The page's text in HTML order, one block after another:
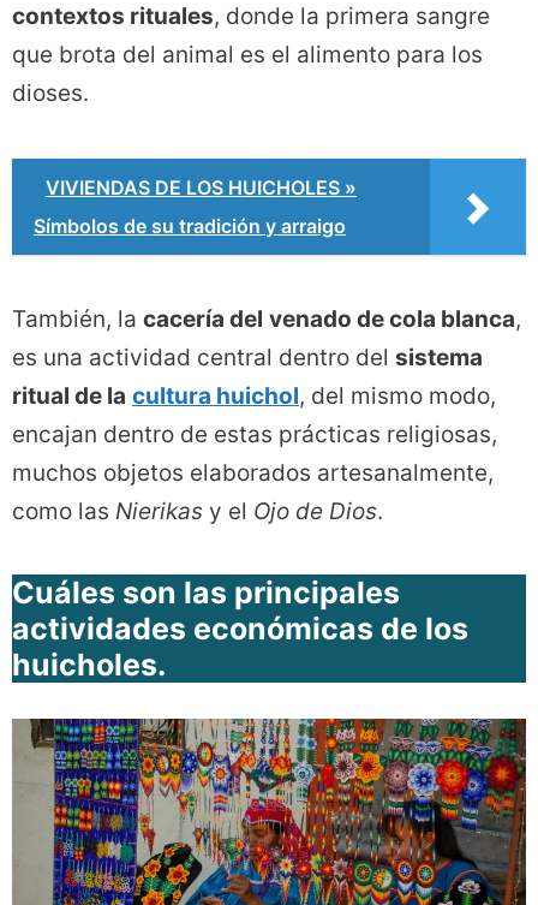
contextos rituales, donde la primera sangre
que brota del animal es el alimento para los
dioses.
VIVIENDAS DE LOS HUICHOLES »
Símbolos de su tradición y arraigo
También, la cacería del venado de cola blanca,
es una actividad central dentro del sistema
ritual de la cultura huichol, del mismo modo,
encajan dentro de estas prácticas religiosas,
muchos objetos elaborados artesanalmente,
como las Nierikas y el Ojo de Dios.
Cuáles son las principales
actividades económicas de los
huicholes.